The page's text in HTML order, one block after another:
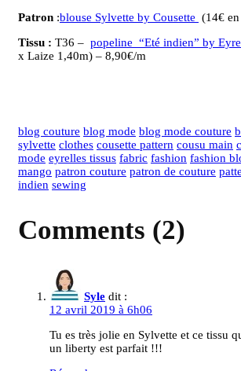
Patron :blouse Sylvette by Cousette (14€
Tissu : T36 – popeline “Eté indien” by
x Laize 1,40m) – 8,90€/m
blog couture blog mode blog mode couture
sylvette clothes cousette pattern cousu main
mode eyrelles tissus fabric fashion fashion
mango patron couture patron de couture
indien sewing
Comments (2)
Syle dit :
12 avril 2019 à 6h06
Tu es très jolie en Sylvette et ce tissu
un liberty est parfait !!!